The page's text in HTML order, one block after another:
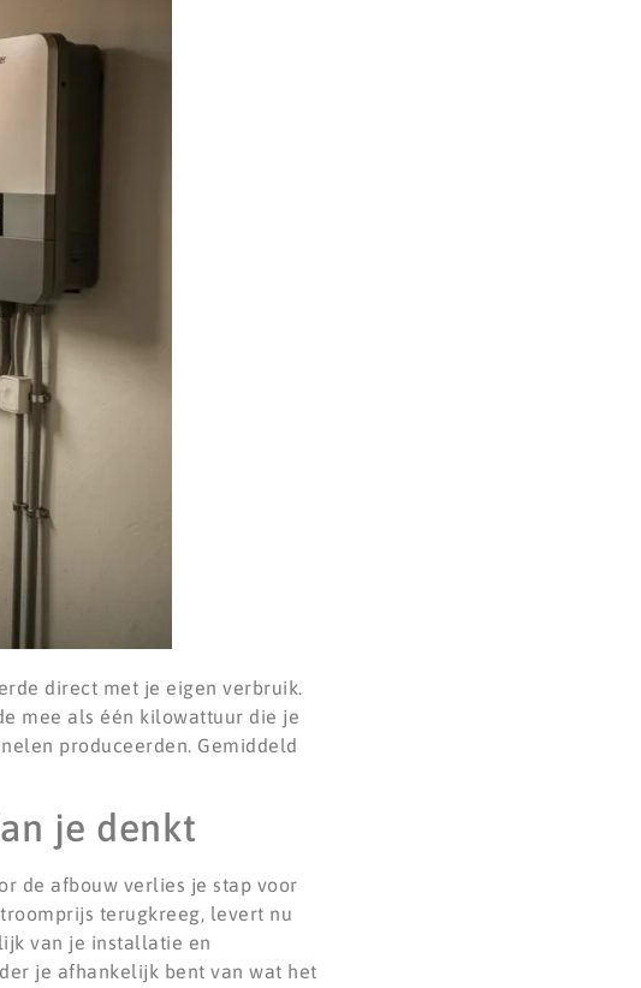
direct met je eigen verbruik.
mee als één kilowattuur die je
produceerden. Gemiddeld
je denkt
de afbouw verlies je stap voor
terugkreeg, levert nu
van je installatie en
je afhankelijk bent van wat het